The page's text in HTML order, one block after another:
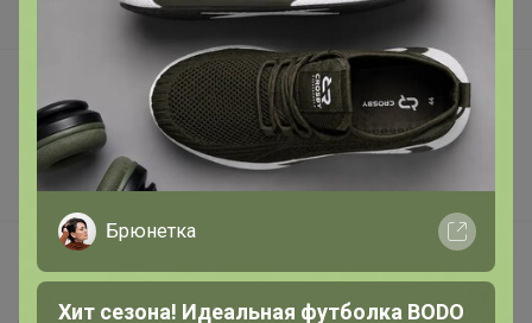
Подарочные сертификаты
Реклама на сайте
Поставщикам
Вакансии
support@24-ok.ru
Написать в поддержку
Брюнетка
Хит сезона! Идеальная футболка BODO